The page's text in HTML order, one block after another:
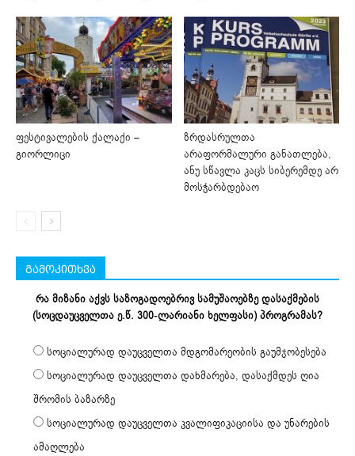
ფესტივალების ქალაქი –
გიორლიცი
ზრდასრულთა
არაფორმალური განათლება,
ანუ სწავლა კაცს სიბერემდე არ
მოსჭარბდებაო
გამოკითხვა
რა მიზანი აქვს საზოგადოებრივ სამუშაოებზე დასაქმების
(სოცდაუცველთა ე.წ. 300-ლარიანი ხელფასი) პროგრამას?
სოციალურად დაუცველთა მდგომარეობის გაუმჯობესება
სოციალურად დაუცველთა დახმარება, დასაქმდეს ღია
შრომის ბაზარზე
სოციალურად დაუცველთა კვალიფიკაციისა და უნარების
ამაღლება